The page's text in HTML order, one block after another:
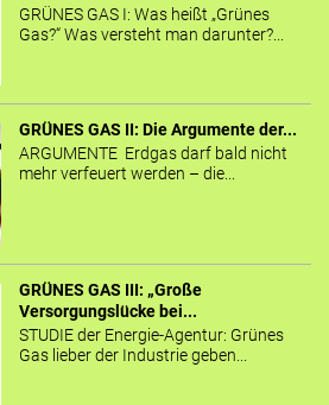
GRÜNES GAS I: Was heißt „Grünes
Gas?“ Was versteht man darunter?...
GRÜNES GAS II: Die Argumente der...
ARGUMENTE Erdgas darf bald nicht
mehr verfeuert werden – die...
GRÜNES GAS III: „Große
Versorgungslücke bei...
STUDIE der Energie-Agentur: Grünes
Gas lieber der Industrie geben...